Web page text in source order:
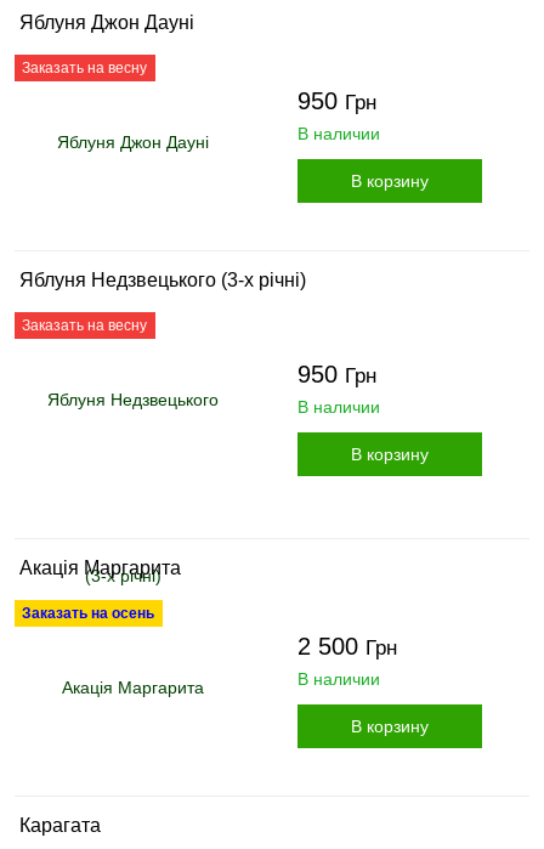
Яблуня Джон Дауні
Заказать на весну
950 Грн
В наличии
В корзину
Яблуня Недзвецького (3-х річні)
Заказать на весну
950 Грн
В наличии
В корзину
Акація Маргарита
Заказать на осень
2 500 Грн
В наличии
В корзину
Карагата